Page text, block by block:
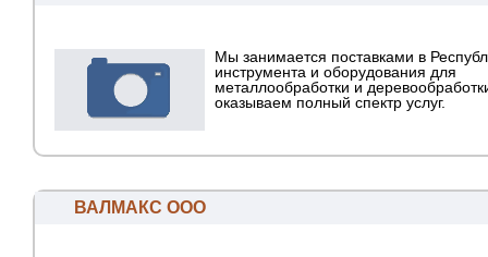
Мы занимается поставками в
инструмента и оборудования для
металлообработки и
оказываем полный спектр услуг.
ВАЛМАКС ООО